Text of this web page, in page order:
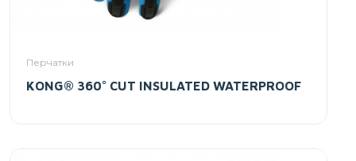
Перчатки
KONG® 360° CUT INSULATED WATERPROOF